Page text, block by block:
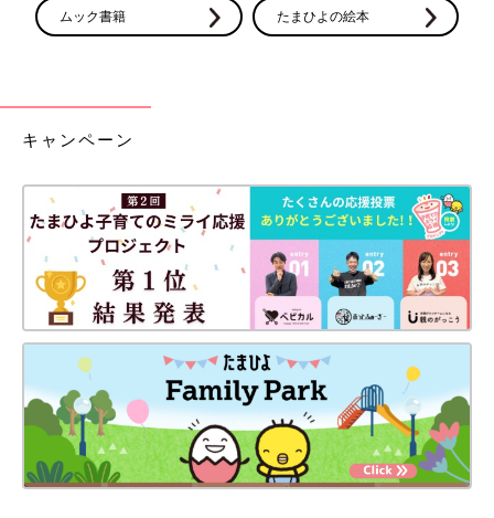
が、「バンドカラーギャザーワンピース」と
「Aラインワンピース（半袖）」の２型をコー
ムック書籍 たまひよの絵本
キャンペーン